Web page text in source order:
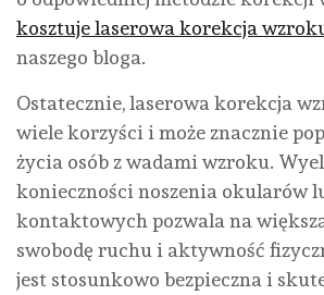
kosztuje laserowa korekcja
naszego bloga.
Ostatecznie, laserowa korekcja
wiele korzyści i może znacznie
życia osób z wadami wzroku.
konieczności noszenia okularów
kontaktowych pozwala na
swobodę ruchu i aktywność
jest stosunkowo bezpieczna i